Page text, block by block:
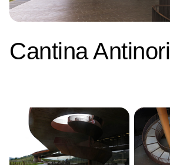
Cantina Antinori